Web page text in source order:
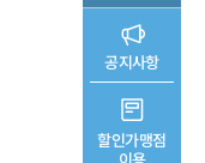
공지사항
할인가맹점
이용